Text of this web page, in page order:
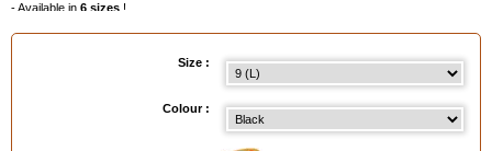
- Available in 6 sizes !
- Sold per unit, and not as a pair.
- dimensions width palm * length middle finger (cm) unworn:
Size :
Colour :